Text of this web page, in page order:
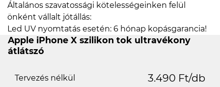
Általános szavatossági kötelességeinken felül
önként vállalt jótállás:
Led UV nyomtatás esetén: 6 hónap kopásgarancia!
Apple iPhone X szilikon tok ultravékony
átlátszó
Tervezés nélkül 3.490 Ft/db